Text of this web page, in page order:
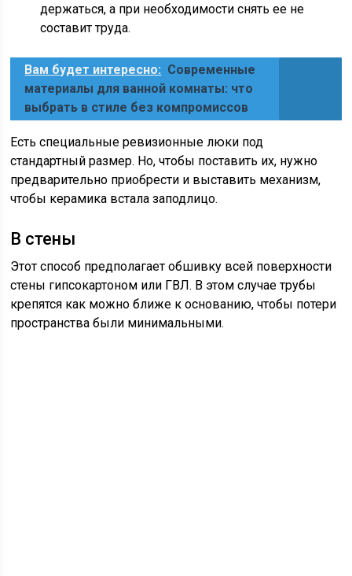
держаться, а при необходимости снять ее не
составит труда.
Вам будет интересно: Современные
материалы для ванной комнаты: что
выбрать в стиле без компромиссов
Есть специальные ревизионные люки под
стандартный размер. Но, чтобы поставить их, нужно
предварительно приобрести и выставить механизм,
чтобы керамика встала заподлицо.
В стены
Этот способ предполагает обшивку всей поверхности
стены гипсокартоном или ГВЛ. В этом случае трубы
крепятся как можно ближе к основанию, чтобы потери
пространства были минимальными.